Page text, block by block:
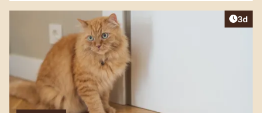
3d